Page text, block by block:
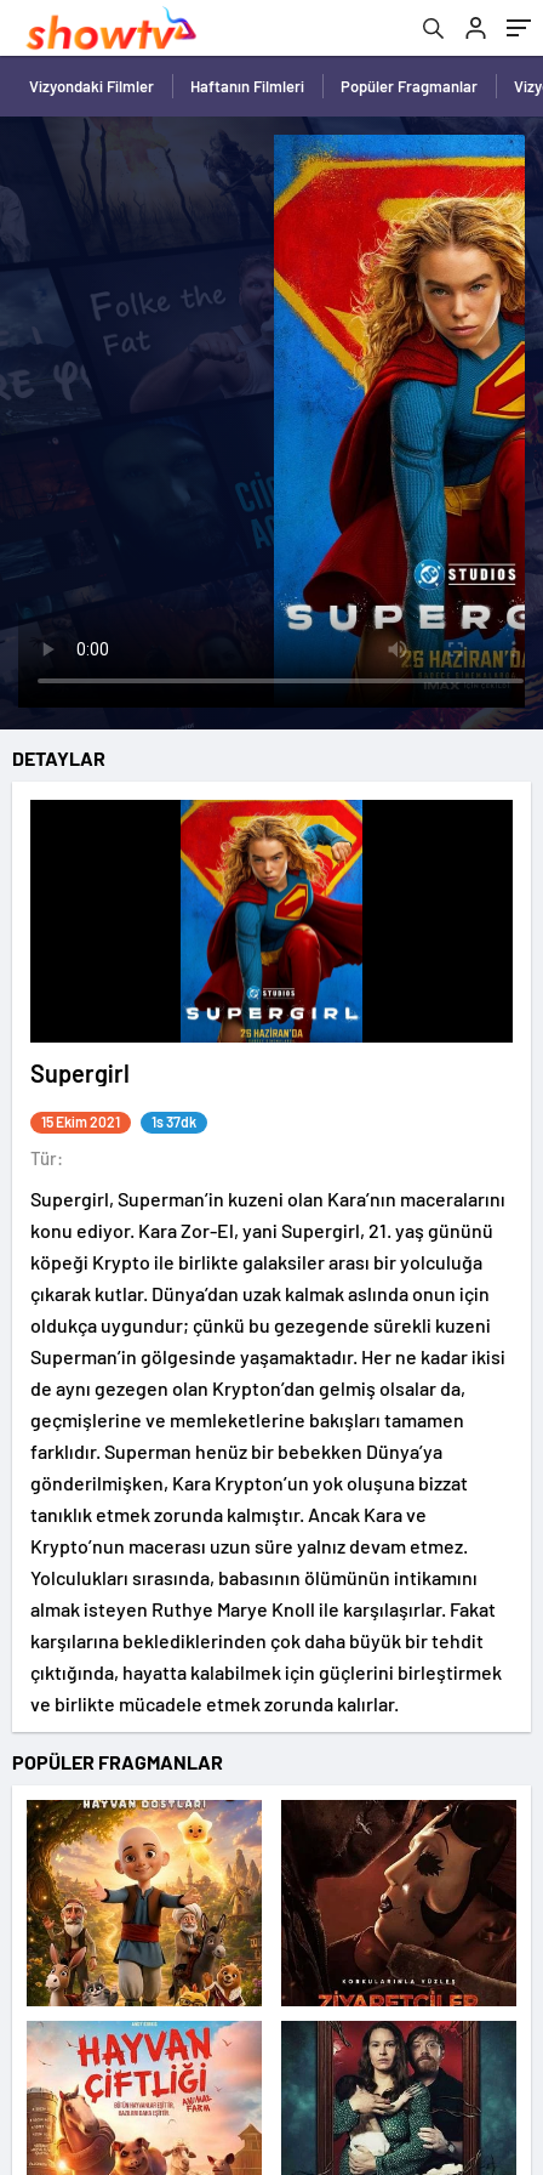
Vizyondaki Filmler Haftanın Filmleri Popüler Fragmanlar
DETAYLAR
Supergirl
15 Ekim 2021 1s 37dk
Tür:
Supergirl, Superman’in kuzeni olan Kara’nın maceralarını
konu ediyor. Kara Zor-El, yani Supergirl, 21. yaş gününü
köpeği Krypto ile birlikte galaksiler arası bir yolculuğa
çıkarak kutlar. Dünya’dan uzak kalmak aslında onun için
oldukça uygundur; çünkü bu gezegende sürekli kuzeni
Superman’in gölgesinde yaşamaktadır. Her ne kadar ikisi
de aynı gezegen olan Krypton’dan gelmiş olsalar da,
geçmişlerine ve memleketlerine bakışları tamamen
farklıdır. Superman henüz bir bebekken Dünya’ya
gönderilmişken, Kara Krypton’un yok oluşuna bizzat
tanıklık etmek zorunda kalmıştır. Ancak Kara ve
Krypto’nun macerası uzun süre yalnız devam etmez.
Yolculukları sırasında, babasının ölümünün intikamını
almak isteyen Ruthye Marye Knoll ile karşılaşırlar. Fakat
karşılarına beklediklerinden çok daha büyük bir tehdit
çıktığında, hayatta kalabilmek için güçlerini birleştirmek
ve birlikte mücadele etmek zorunda kalırlar.
POPÜLER FRAGMANLAR